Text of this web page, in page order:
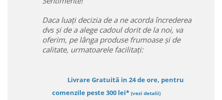
Daca luați decizia de a ne acorda încrederea
dvs și de a alege cadoul dorit de la noi, va
oferim, pe lânga produse frumoase și de
calitate, urmatoarele facilitați:
Livrare Gratuită in 24 de ore, pentru
comenzile peste 300 lei* (vezi detalii)